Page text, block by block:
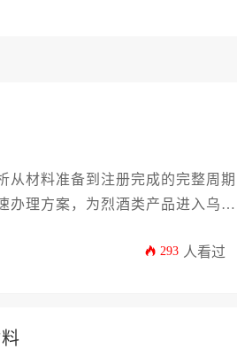
从材料准备到注册完成的完整周期
办理方案，为烈酒类产品进入乌克
293 人看过